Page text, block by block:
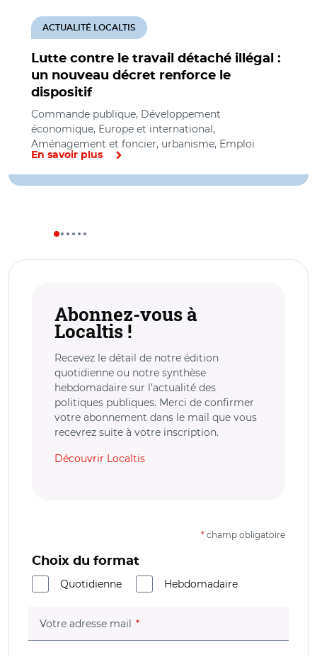
Lutte contre le travail détaché illégal :
un nouveau décret renforce le
dispositif
ACTUALITÉ LOCALTIS
Commande publique, Développement
économique, Europe et international,
Aménagement et foncier, urbanisme, Emploi
En savoir plus
Abonnez-vous à
Localtis !
Recevez le détail de notre édition
quotidienne ou notre synthèse
hebdomadaire sur l’actualité des
politiques publiques. Merci de confirmer
votre abonnement dans le mail que vous
recevrez suite à votre inscription.
Découvrir Localtis
* champ obligatoire
Choix du format
Quotidienne
Hebdomadaire
Votre adresse mail (champ obligatoire)